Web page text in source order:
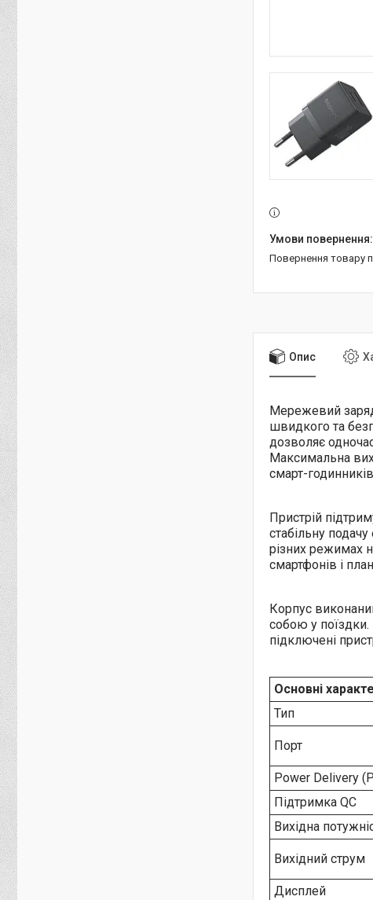
повернення товару
Опис
Мережевий
швидкого та
дозволяє
Максимальна
смарт-
Пристрій
стабільну
різних режимах
смартфонів і
Корпус
собою у поїздки.
підключені
Основні
Тип
Порт
Power Delivery
Підтримка QC
Вихідна
Вихідний струм
Дисплей